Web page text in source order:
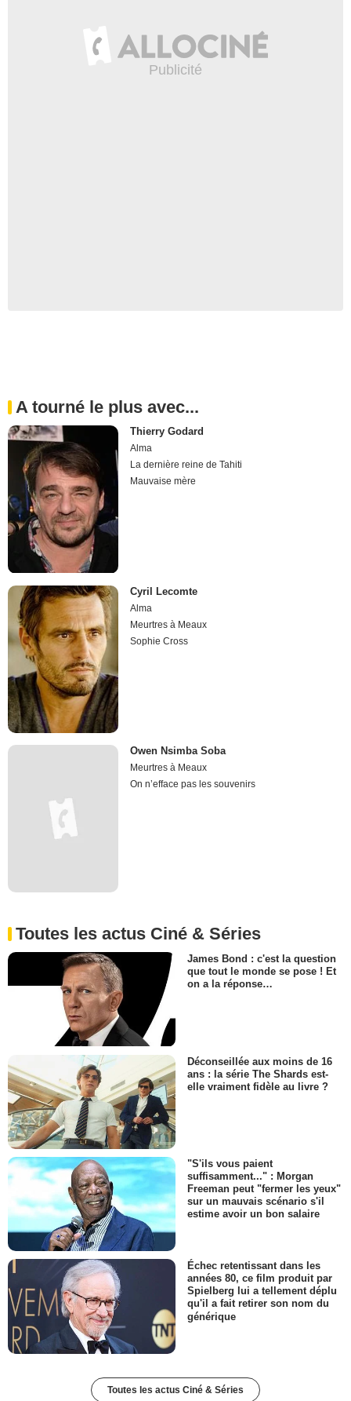
A tourné le plus avec...
Thierry Godard
Alma
La dernière reine de Tahiti
Mauvaise mère
Cyril Lecomte
Alma
Meurtres à Meaux
Sophie Cross
Owen Nsimba Soba
Meurtres à Meaux
On n’efface pas les souvenirs
Toutes les actus Ciné & Séries
James Bond : c'est la question
que tout le monde se pose ! Et
on a la réponse…
Déconseillée aux moins de 16
ans : la série The Shards est-
elle vraiment fidèle au livre ?
"S'ils vous paient
suffisamment..." : Morgan
Freeman peut "fermer les yeux"
sur un mauvais scénario s'il
estime avoir un bon salaire
Échec retentissant dans les
années 80, ce film produit par
Spielberg lui a tellement déplu
qu'il a fait retirer son nom du
générique
Toutes les actus Ciné & Séries